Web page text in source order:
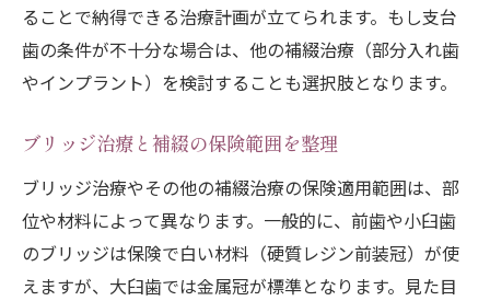
ることで納得できる治療計画が立てられます。もし支台
歯の条件が不十分な場合は、他の補綴治療（部分入れ歯
やインプラント）を検討することも選択肢となります。
ブリッジ治療と補綴の保険範囲を整理
ブリッジ治療やその他の補綴治療の保険適用範囲は、部
位や材料によって異なります。一般的に、前歯や小臼歯
のブリッジは保険で白い材料（硬質レジン前装冠）が使
えますが、大臼歯では金属冠が標準となります。見た目